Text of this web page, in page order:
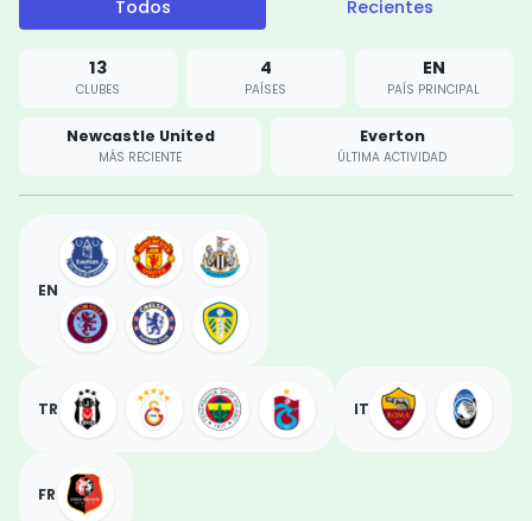
Todos Recientes
13
CLUBES
4
PAÍSES
EN
PAÍS PRINCIPAL
Newcastle United
MÁS RECIENTE
Everton
ÚLTIMA ACTIVIDAD
EN
TR IT
FR